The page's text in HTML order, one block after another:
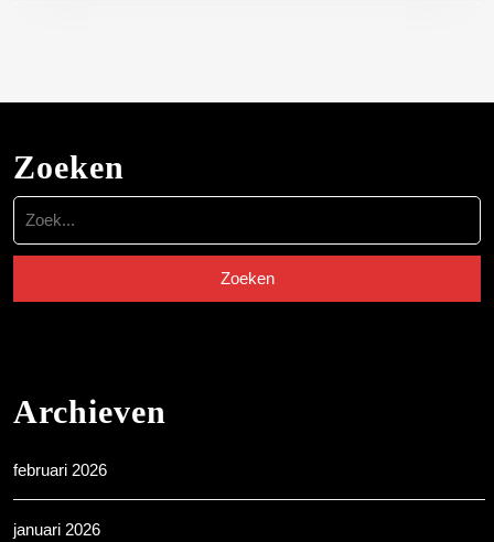
Zoeken
Zoek
naar:
Archieven
februari 2026
januari 2026